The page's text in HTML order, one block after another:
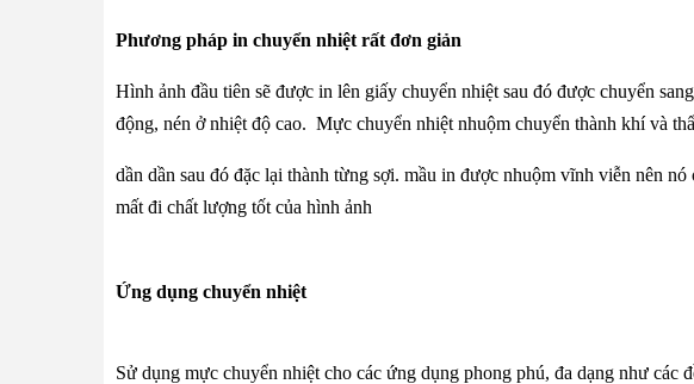
Phương pháp in chuyển nhiệt rất đơn giản
Hình ảnh đầu tiên sẽ được in lên giấy chuyển nhiệt sau đó được chuyển
động, nén ở nhiệt độ cao. Mực chuyển nhiệt nhuộm chuyển thành khí và
dần dần sau đó đặc lại thành từng sợi. mầu in được nhuộm vĩnh viễn nên
mất đi chất lượng tốt của hình ảnh
Ứng dụng chuyển nhiệt
Sử dụng mực chuyển nhiệt cho các ứng dụng phong phú, đa dạng như các